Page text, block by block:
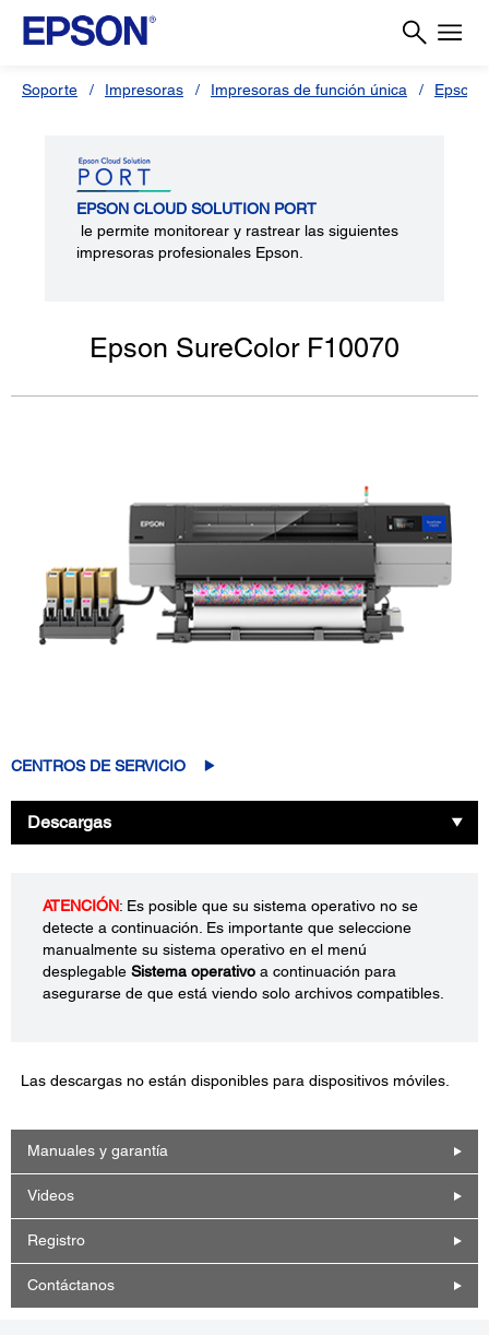
Soporte Impresoras Impresoras de función única Epson
EPSON CLOUD SOLUTION PORT
le permite monitorear y rastrear las siguientes
impresoras profesionales Epson.
Epson SureColor F10070
CENTROS DE SERVICIO
Descargas
ATENCIÓN: Es posible que su sistema operativo no se
detecte a continuación. Es importante que seleccione
manualmente su sistema operativo en el menú
desplegable Sistema operativo a continuación para
asegurarse de que está viendo solo archivos compatibles.
Las descargas no están disponibles para dispositivos móviles.
Manuales y garantía
Videos
Registro
Contáctanos